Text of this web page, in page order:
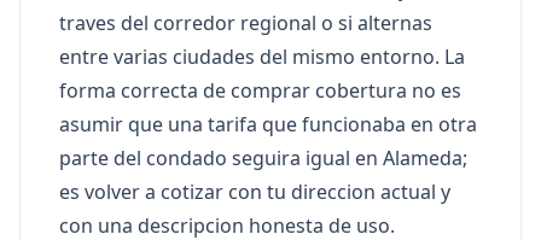
traves del corredor regional o si alternas
entre varias ciudades del mismo entorno. La
forma correcta de comprar cobertura no es
asumir que una tarifa que funcionaba en otra
parte del condado seguira igual en Alameda;
es volver a cotizar con tu direccion actual y
con una descripcion honesta de uso.